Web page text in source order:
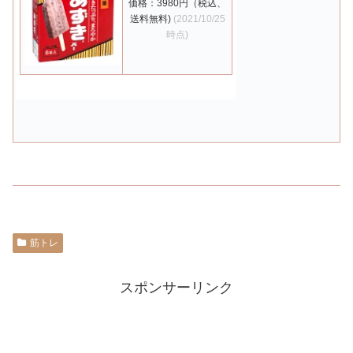
価格：3980円（税込、
送料無料) (2021/10/25
時点)
筋トレ
スポンサーリンク